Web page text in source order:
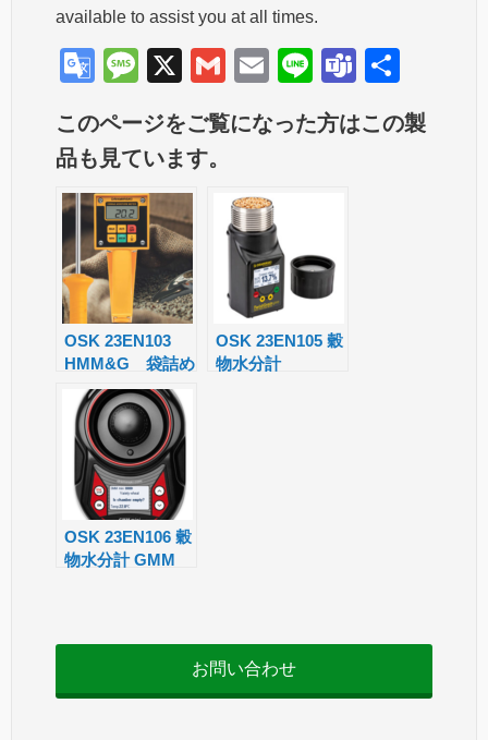
available to assist you at all times.
G
o
gl
e
Tr
a
n
sl
at
e
M
ss
a
g
e
X
G
ail
E
ail
Li
e
T
a
このページをご覧になった方はこの製
品も見ています。
OSK 23EN103
HMM&G 袋詰め
コーヒー豆、カカ
オ豆用水分計
OSK 23EN105 穀
物水分計
OSK 23EN106 穀
物水分計 GMM
お問い合わせ